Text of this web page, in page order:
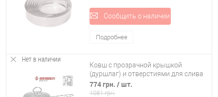
Сообщить о наличии
Подробнее
Нет в наличии
Ковш с прозрачной крышкой
(дуршлаг) и отверстиями для слива
1.9л 17х10см Besser Largo (10268)
774 грн. / шт.
1081 грн.